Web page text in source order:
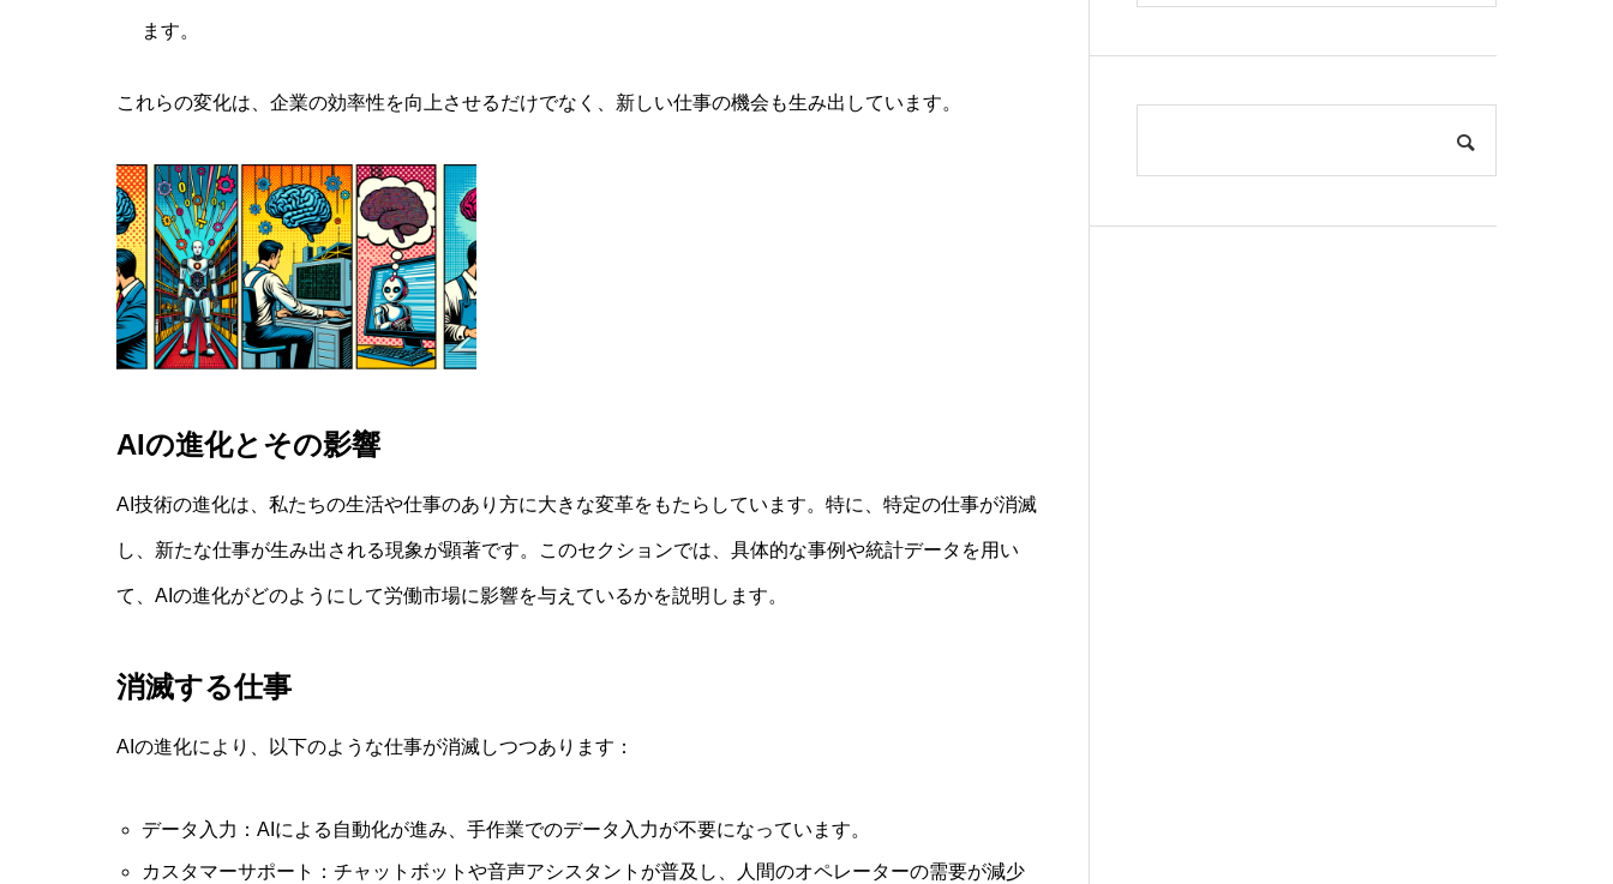
ます。
これらの変化は、企業の効率性を向上させるだけでなく、新しい仕事の機会も生み出しています。
AIの進化とその影響
AI技術の進化は、私たちの生活や仕事のあり方に大きな変革をもたらしています。特に、特定の仕事が消滅
し、新たな仕事が生み出される現象が顕著です。このセクションでは、具体的な事例や統計データを用い
て、AIの進化がどのようにして労働市場に影響を与えているかを説明します。
消滅する仕事
AIの進化により、以下のような仕事が消滅しつつあります：
データ入力：AIによる自動化が進み、手作業でのデータ入力が不要になっています。
カスタマーサポート：チャットボットや音声アシスタントが普及し、人間のオペレーターの需要が減少